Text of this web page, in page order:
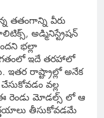
తతంగాన్ని వీరు
అడ్మినిస్ట్రేషన్
భల్లా
ఇదే తరహాలో
ఇతర రాష్ట్రాల్లో అనేక
వల్ల
రెండు మోడల్స్ లో ఆ
తీసుకోవడమే